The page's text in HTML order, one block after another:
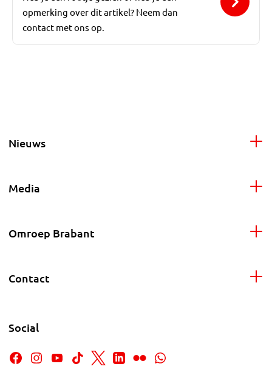
opmerking over dit artikel? Neem dan
contact met ons op.
Nieuws
Media
Omroep Brabant
Contact
Social